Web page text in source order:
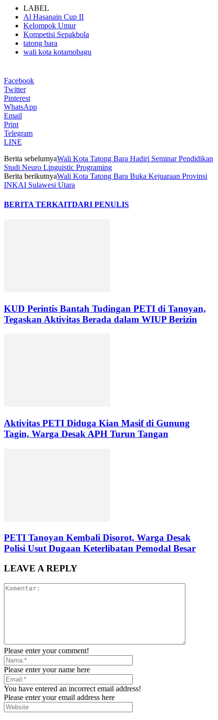
LABEL
Al Hasanain Cup II
Kelompok Umur
Kompetisi Sepakbola
tatong bara
wali kota kotamobagu
Facebook
Twitter
Pinterest
WhatsApp
Email
Print
Telegram
LINE
Berita sebelumyaWali Kota Tatong Bara Hadiri Seminar Pendidikan
Studi Neuro Linguistic Programing
Berita berikutnyaWali Kota Tatong Bara Buka Kejuaraan Provinsi
INKAI Sulawesi Utara
BERITA TERKAITDARI PENULIS
KUD Perintis Bantah Tudingan PETI di Tanoyan,
Tegaskan Aktivitas Berada dalam WIUP Berizin
Aktivitas PETI Diduga Kian Masif di Gunung
Tagin, Warga Desak APH Turun Tangan
PETI Tanoyan Kembali Disorot, Warga Desak
Polisi Usut Dugaan Keterlibatan Pemodal Besar
LEAVE A REPLY
Please enter your comment!
Please enter your name here
You have entered an incorrect email address!
Please enter your email address here